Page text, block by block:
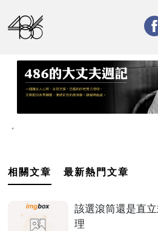
•
相關文章 最新熱門文章
該選滾筒還是直
理